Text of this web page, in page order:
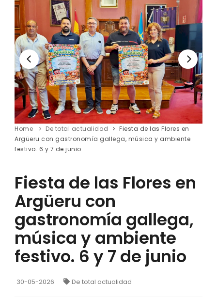
Home De total actualidad
Fiesta de las Flores en
Argüeru con gastronomía gallega, música y ambiente
festivo. 6 y 7 de junio
Fiesta de las Flores en
Argüeru con
gastronomía gallega,
música y ambiente
festivo. 6 y 7 de junio
30-05-2026 De total actualidad